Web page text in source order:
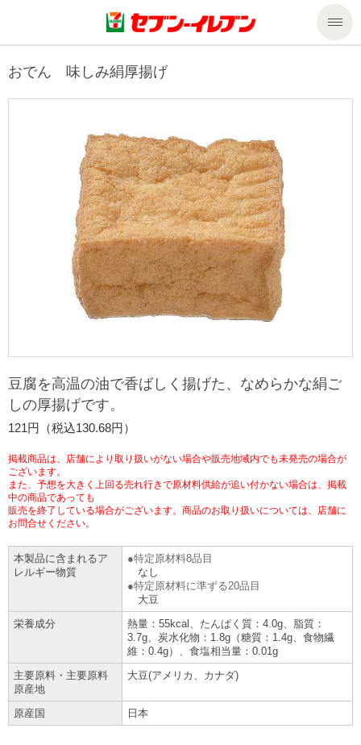
商品のご案内
今週の新商品
来週の新商品
商品カテゴリ一覧
セブンプレミアム
ギフト
プリペイドカード・金券
ニンテンドー・ダウンロードカード
サービストップ
nanacoトップ
マルチコピー機でできること
コピー
プリント
スキャン
ファクス
チケット
プリペイドサービス
行政サービス
宅配便
切手・はがき・印紙
セブン銀行ATM
ご利用可能なお支払い方法
各種料金のお支払い
レジでApple Accountにチャージ
オンラインフォトサービス
チケットサービス
セブンチケット
チケットぴあ
イープラス
CNプレイガイド
セブン‐イレブンでお受取り
タワーレコード
セブンネットショッピング
停電時のサービス停止のお知らせ
企業情報トップ
ニュースリリース
企業理念
会社概要
貸借対照表・損益計算書
沿革
国内店舗数
売上高、店舗数推移
セブン‐イレブンの海外事業
データで見るセブン‐イレブン
私たちの取組み
サステナビリティ
セブン＆アイ・ホールディングスの重点課題
サステナビリティ活動基本方針
サステナビリティ推進体制
GREEN CHALLENGE 2050
4VISIONS
サステナビリティニュース
サステナビリティレポート
報告書ライブラリー
加盟店オーナー募集
店舗検索
ネットショッピング
お問い合わせ
Language
English (Corporate)
中文[繁體字](服務)
한국어(서비스)
ภาษาไทย(บริการ)
おでん 味しみ絹厚揚げ
豆腐を高温の油で香ばしく揚げた、なめらかな絹ご
しの厚揚げです。
121円（税込130.68円）
掲載商品は、店舗により取り扱いがない場合や販売地域内でも未発売の場合が
ございます。
また、予想を大きく上回る売れ行きで原材料供給が追い付かない場合は、掲載
中の商品であっても
販売を終了している場合がございます。商品のお取り扱いについては、店舗に
お問合せください。
本製品に含まれるア
レルギー物質
特定原材料8品目
なし
特定原材料に準ずる20品目
大豆
栄養成分
熱量：55kcal、たんぱく質：4.0g、脂質：
3.7g、炭水化物：1.8g（糖質：1.4g、食物繊
維：0.4g）、食塩相当量：0.01g
主要原料・主要原料
原産地
大豆(アメリカ、カナダ)
原産国 日本